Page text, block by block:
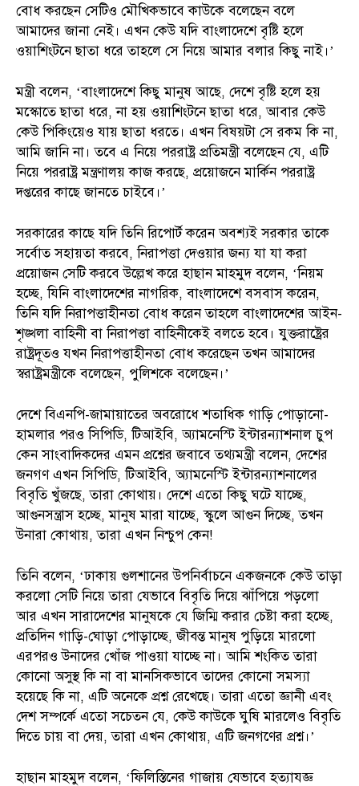
বোধ করছেন সেটিও মৌখিকভাবে কাউকে বলেছেন বলে
আমাদের জানা নেই। এখন কেউ যদি বাংলাদেশে বৃষ্টি হলে
ওয়াশিংটনে ছাতা ধরে তাহলে সে নিয়ে আমার বলার কিছু নাই।’
মন্ত্রী বলেন, ‘বাংলাদেশে কিছু মানুষ আছে, দেশে বৃষ্টি হলে হয়
মস্কোতে ছাতা ধরে, না হয় ওয়াশিংটনে ছাতা ধরে, আবার কেউ
কেউ পিকিংয়েও যায় ছাতা ধরতে। এখন বিষয়টা সে রকম কি না,
আমি জানি না। তবে এ নিয়ে পররাষ্ট্র প্রতিমন্ত্রী বলেছেন যে, এটি
নিয়ে পররাষ্ট্র মন্ত্রণালয় কাজ করছে, প্রয়োজনে মার্কিন পররাষ্ট্র
দপ্তরের কাছে জানতে চাইবে।’
সরকারের কাছে যদি তিনি রিপোর্ট করেন অবশ্যই সরকার তাকে
সর্বোত সহায়তা করবে, নিরাপত্তা দেওয়ার জন্য যা যা করা
প্রয়োজন সেটি করবে উল্লেখ করে হাছান মাহমুদ বলেন, ‘নিয়ম
হচ্ছে, যিনি বাংলাদেশের নাগরিক, বাংলাদেশে বসবাস করেন,
তিনি যদি নিরাপত্তাহীনতা বোধ করেন তাহলে বাংলাদেশের আইন-
শৃঙ্খলা বাহিনী বা নিরাপত্তা বাহিনীকেই বলতে হবে। যুক্তরাষ্ট্রের
রাষ্ট্রদূতও যখন নিরাপত্তাহীনতা বোধ করেছেন তখন আমাদের
স্বরাষ্ট্রমন্ত্রীকে বলেছেন, পুলিশকে বলেছেন।’
দেশে বিএনপি-জামায়াতের অবরোধে শতাধিক গাড়ি পোড়ানো-
হামলার পরও সিপিডি, টিআইবি, অ্যামনেস্টি ইন্টারন্যাশনাল চুপ
কেন সাংবাদিকদের এমন প্রশ্নের জবাবে তথ্যমন্ত্রী বলেন, দেশের
জনগণ এখন সিপিডি, টিআইবি, অ্যামনেস্টি ইন্টারন্যাশনালের
বিবৃতি খুঁজছে, তারা কোথায়। দেশে এতো কিছু ঘটে যাচ্ছে,
আগুনসন্ত্রাস হচ্ছে, মানুষ মারা যাচ্ছে, স্কুলে আগুন দিচ্ছে, তখন
উনারা কোথায়, তারা এখন নিশ্চুপ কেন!
তিনি বলেন, ‘ঢাকায় গুলশানের উপনির্বাচনে একজনকে কেউ তাড়া
করলো সেটি নিয়ে তারা যেভাবে বিবৃতি দিয়ে ঝাঁপিয়ে পড়লো
আর এখন সারাদেশের মানুষকে যে জিম্মি করার চেষ্টা করা হচ্ছে,
প্রতিদিন গাড়ি-ঘোড়া পোড়াচ্ছে, জীবন্ত মানুষ পুড়িয়ে মারলো
এরপরও উনাদের খোঁজ পাওয়া যাচ্ছে না। আমি শংকিত তারা
কোনো অসুস্থ কি না বা মানসিকভাবে তাদের কোনো সমস্যা
হয়েছে কি না, এটি অনেকে প্রশ্ন রেখেছে। তারা এতো জ্ঞানী এবং
দেশ সম্পর্কে এতো সচেতন যে, কেউ কাউকে ঘুষি মারলেও বিবৃতি
দিতে চায় বা দেয়, তারা এখন কোথায়, এটি জনগণের প্রশ্ন।’
হাছান মাহমুদ বলেন, ‘ফিলিস্তিনের গাজায় যেভাবে হত্যাযজ্ঞ